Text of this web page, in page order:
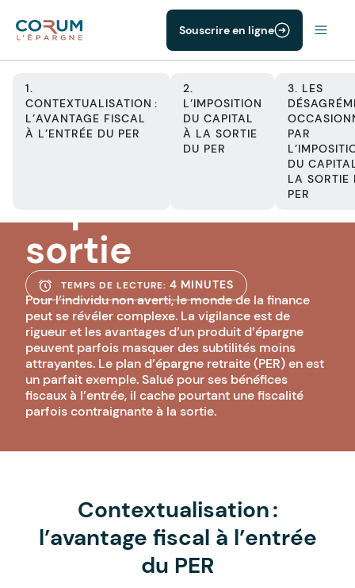
Souscrire en ligne
1.
CONTEXTUALISATION :
L’AVANTAGE FISCAL
À L’ENTRÉE DU PER
2.
L’IMPOSITION
DU CAPITAL
À LA SORTIE
DU PER
3. LES
PAR
DU
LA SORTIE
PER
PER
L’imposition du
capital à la
sortie
TEMPS DE LECTURE: 4 MINUTES
Pour l’individu non averti, le monde de la finance
peut se révéler complexe. La vigilance est de
rigueur et les avantages d’un produit d’épargne
peuvent parfois masquer des subtilités moins
attrayantes. Le plan d’épargne retraite (PER) en est
un parfait exemple. Salué pour ses bénéfices
fiscaux à l’entrée, il cache pourtant une fiscalité
parfois contraignante à la sortie.
Contextualisation :
l’avantage fiscal à l’entrée
du PER